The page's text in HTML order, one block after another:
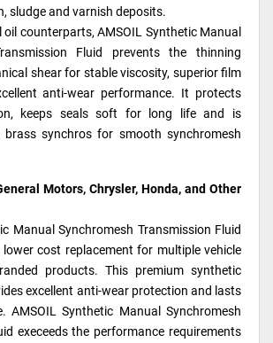
sludge and varnish deposits.
oil counterparts, AMSOIL Synthetic Manual
Fluid prevents the thinning
shear for stable viscosity, superior film
anti-wear performance. It protects
keeps seals soft for long life and is
synchros for smooth synchromesh
Motors, Chrysler, Honda, and Other
Manual Synchromesh Transmission Fluid
cost replacement for multiple vehicle
products. This premium synthetic
excellent anti-wear protection and lasts
AMSOIL Synthetic Manual Synchromesh
execeeds the performance requirements